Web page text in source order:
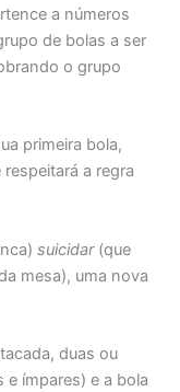
a números
de bolas a ser
o grupo
primeira bola,
a regra
suicidar (que
mesa), uma nova
duas ou
ímpares) e a bola